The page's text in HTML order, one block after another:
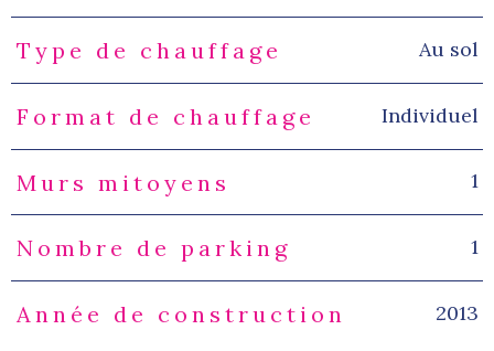
Type de chauffage Au sol
Format de chauffage Individuel
Murs mitoyens 1
Nombre de parking 1
Année de construction 2013